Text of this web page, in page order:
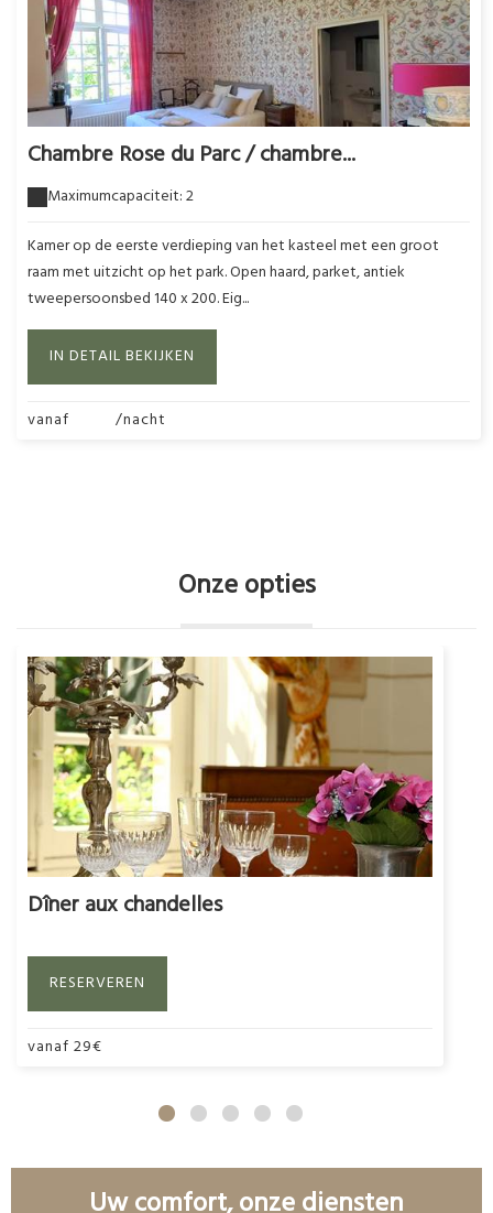
Chambre Rose du Parc / chambre...
Maximumcapaciteit: 2
Kamer op de eerste verdieping van het kasteel met een groot
raam met uitzicht op het park. Open haard, parket, antiek
tweepersoonsbed 140 x 200. Eig...
IN DETAIL BEKIJKEN
vanaf /nacht
Onze opties
Dîner aux chandelles
RESERVEREN
vanaf 29€
Uw comfort, onze diensten